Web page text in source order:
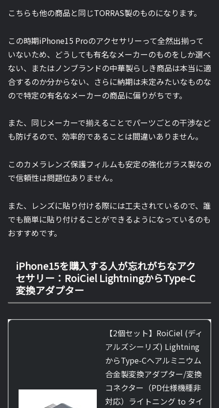
こちらも他の商品と同じTORRAS製のものになります。
この時期iPhone15 Proのアクセサリーって全然出揃って
いないため、どうしても有名なメーカーのものをしか選べ
ない、またはノンブランドの中華製らしき商品は本当に適
合するのか分からない、さらに納期は未定みたいなものな
ので特定の有名なメーカーの商品に偏りがちです。
また、同じメーカーで揃えることでパーツごとの干渉など
も防げるので、効率的であることは間違いありません。
このカメラレンズ保護フィルムも安定の強化ガラス製なの
で信頼性は問題位ありません。
また、レンズに貼り付ける際には工夫されているので、誰
でも簡単に貼り付けることができるようになっているのも
おすすめです。
iPhone15を購入する人が忘れがちなアク
セサリー：RoiCiel LightningからType-C
変換アダプター
【2個セット】RoiCiel (ディ
アルズシーリズ) Lightning
からType-Cへアルミニウム
合金製変換アダプター/変換
コネクター（PD仕様機種非
対応）ライトニング to タイ